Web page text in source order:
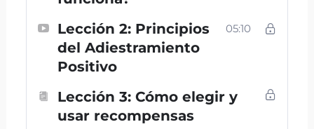
JUGANDO
FORTALECER NUESTRO VÍNCULO
¿Qué aprenderás en este curso
Lección 2: Principios
del Adiestramiento
Positivo
05:10
Lección 3: Cómo elegir y
usar recompensas